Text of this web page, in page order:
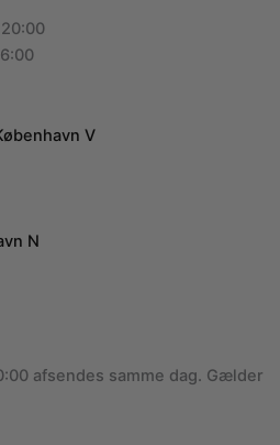
V
N
afsendes samme dag. Gælder